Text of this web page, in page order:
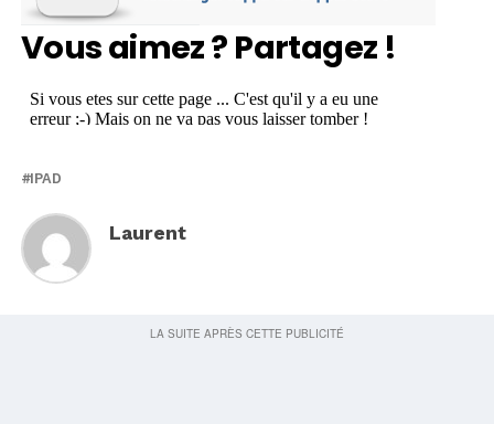
Vous aimez ? Partagez !
IPAD
Laurent